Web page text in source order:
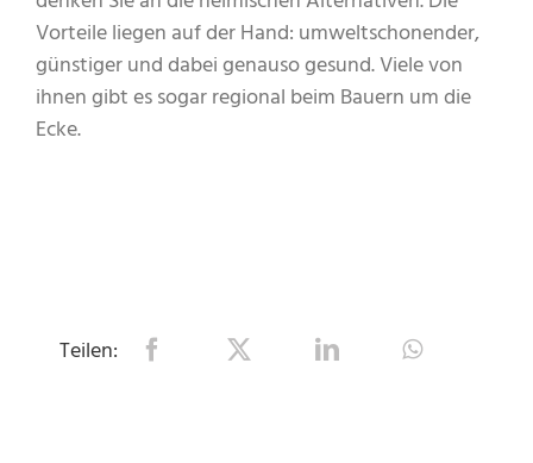
Vorteile liegen auf der Hand: umweltschonender,
günstiger und dabei genauso gesund. Viele von
ihnen gibt es sogar regional beim Bauern um die
Ecke.
Teilen: